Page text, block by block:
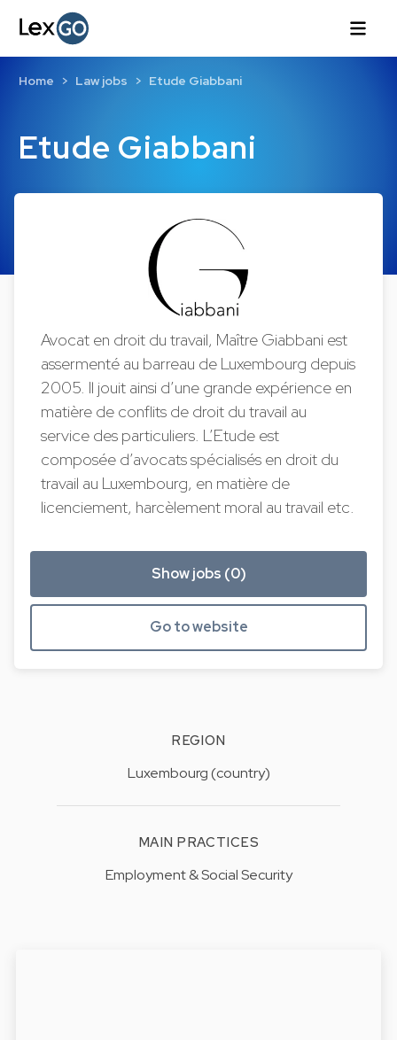
Etude Giabbani
Home Law jobs Etude Giabbani
Avocat en droit du travail, Maître Giabbani est
assermenté au barreau de Luxembourg depuis
2005. Il jouit ainsi d’une grande expérience en
matière de conflits de droit du travail au
service des particuliers. L’Etude est
composée d’avocats spécialisés en droit du
travail au Luxembourg, en matière de
licenciement, harcèlement moral au travail etc.
Show jobs (0)
Go to website
REGION
Luxembourg (country)
MAIN PRACTICES
Employment & Social Security